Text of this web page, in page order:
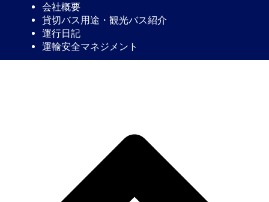
会社概要
貸切バス用途・観光バス紹介
運行日記
運輸安全マネジメント